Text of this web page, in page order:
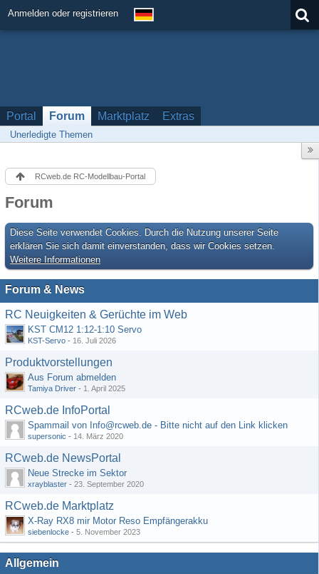
Anmelden oder registrieren
Portal Forum Marktplatz Extras
Unerledigte Themen
RCweb.de RC-Modellbau-Portal
Forum
Diese Seite verwendet Cookies. Durch die Nutzung unserer Seite
erklären Sie sich damit einverstanden, dass wir Cookies setzen.
Weitere Informationen
Forum & News
RC Neuigkeiten & Gerüchte im Web
KST CM12 1:12-1:10 Servo
KST-Servo - 16. Juli 2026
Produktvorstellungen
Aus Forum abmelden
Tamiya Driver - 1. April 2025
RCweb.de InfoPortal
Spammail von Info@rcweb.de - Bitte nicht auf den Link klicken
supersonic - 14. März 2020
RCweb.de NewsPortal
Neue Strecke im Sektor
xrayblaster - 23. September 2020
RCweb.de Marktplatz
X-Ray RX8 mir Motor Reso Empfängerakku
siebenlocke - 5. November 2023
Allgemein